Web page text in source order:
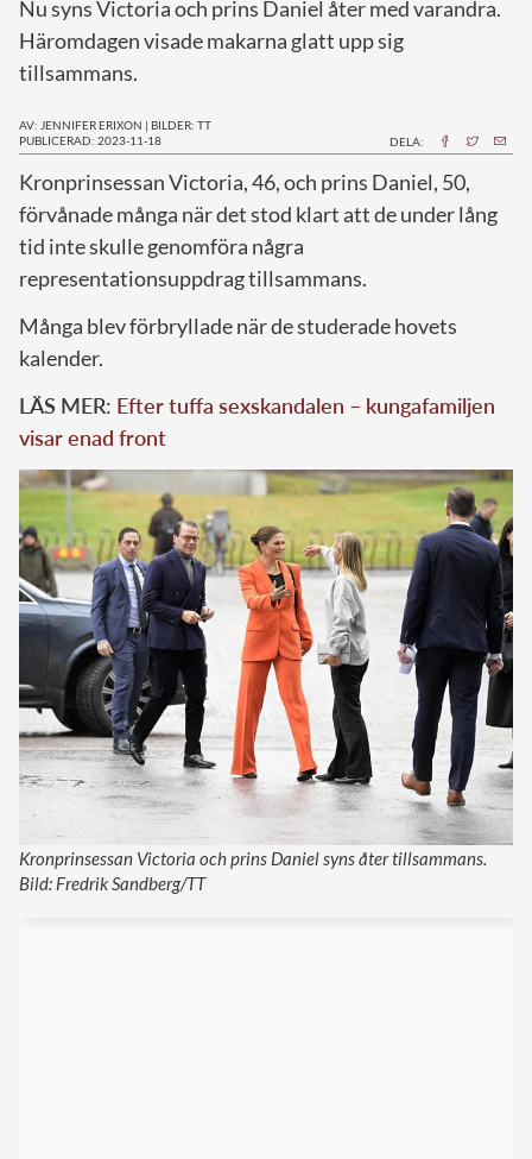
Nu syns Victoria och prins Daniel åter med varandra.
Häromdagen visade makarna glatt upp sig
tillsammans.
AV: JENNIFER ERIXON | BILDER: TT
PUBLICERAD: 2023-11-18
DELA:
Kronprinsessan Victoria, 46, och prins Daniel, 50,
förvånade många när det stod klart att de under lång
tid inte skulle genomföra några
representationsuppdrag tillsammans.
Många blev förbryllade när de studerade hovets
kalender.
LÄS MER: Efter tuffa sexskandalen – kungafamiljen
visar enad front
Kronprinsessan Victoria och prins Daniel syns åter tillsammans.
Bild: Fredrik Sandberg/TT